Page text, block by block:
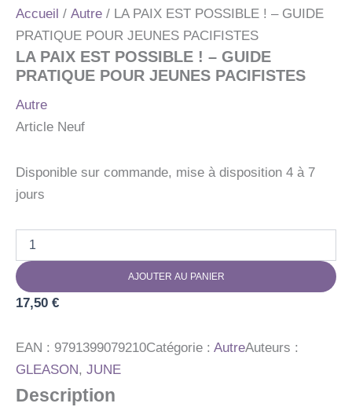
Accueil / Autre / LA PAIX EST POSSIBLE ! – GUIDE
PRATIQUE POUR JEUNES PACIFISTES
LA PAIX EST POSSIBLE ! – GUIDE
PRATIQUE POUR JEUNES PACIFISTES
Autre
Article Neuf
Disponible sur commande, mise à disposition 4 à 7
jours
LA
PAIX
EST
-
GUIDE
PRATIQUE
POUR
AJOUTER AU PANIER
17,50 €
EAN : 9791399079210Catégorie : AutreAuteurs :
GLEASON, JUNE
Description